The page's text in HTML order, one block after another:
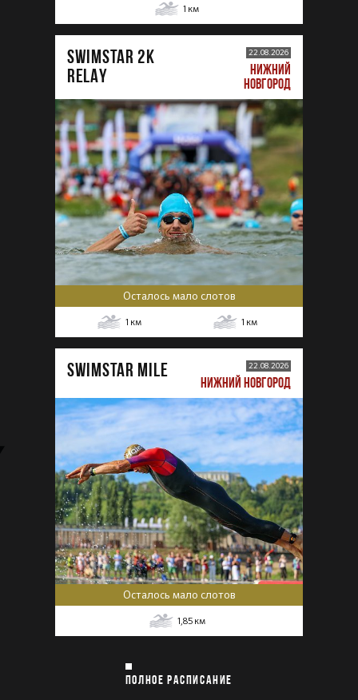
1 км
SWIMSTAR 2K
RELAY
22.08.2026
НИЖНИЙ
НОВГОРОД
Осталось мало слотов
1 км 1 км
SWIMSTAR MILE 22.08.2026
НИЖНИЙ НОВГОРОД
Осталось мало слотов
1,85 км
ПОЛНОЕ РАСПИСАНИЕ